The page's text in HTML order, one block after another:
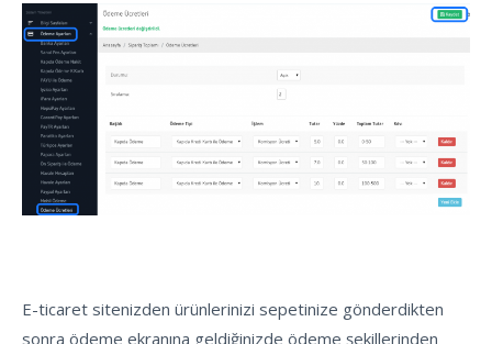
E-ticaret sitenizden ürünlerinizi sepetinize gönderdikten
sonra ödeme ekranına geldiğinizde ödeme şekillerinden